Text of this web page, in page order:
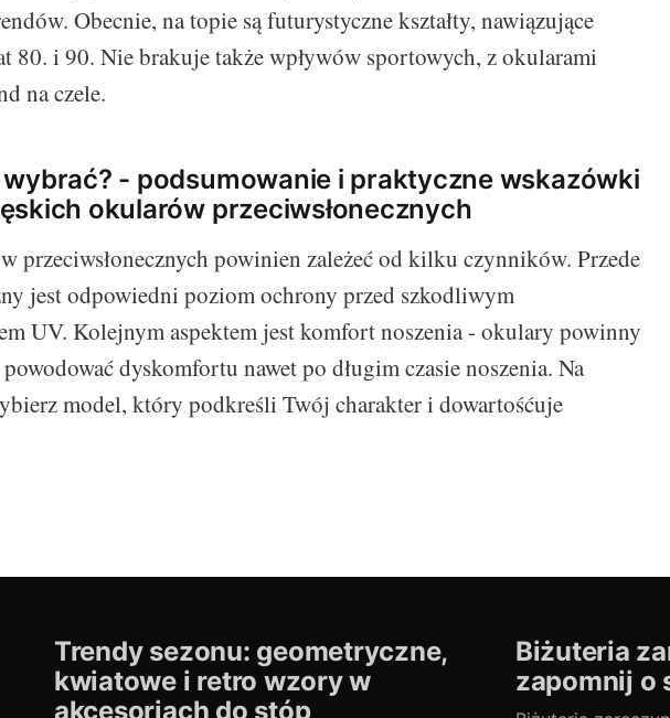
Obecnie, na topie są futurystyczne kształty, nawiązujące
80. i 90. Nie brakuje także wpływów sportowych, z okularami
na czele.
- podsumowanie i praktyczne wskazówki
okularów przeciwsłonecznych
przeciwsłonecznych powinien zależeć od kilku czynników. Przede
jest odpowiedni poziom ochrony przed szkodliwym
UV. Kolejnym aspektem jest komfort noszenia - okulary powinny
dyskomfortu nawet po długim czasie noszenia. Na
model, który podkreśli Twój charakter i dowartośćuje
Trendy sezonu: geometryczne,
kwiatowe i retro wzory w
akcesoriach do stóp
Biżuteria
zapomnij o